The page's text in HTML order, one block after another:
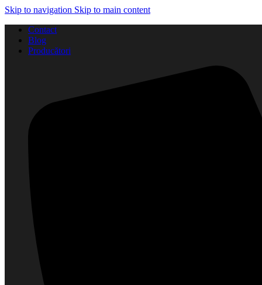
Skip to navigation Skip to main content
Contact
Blog
Producători